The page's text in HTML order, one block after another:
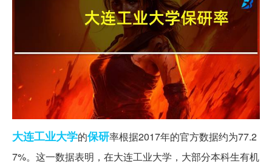
大连工业大学的保研率根据2017年的官方数据约为77.2
7%。这一数据表明，在大连工业大学，大部分本科生有机